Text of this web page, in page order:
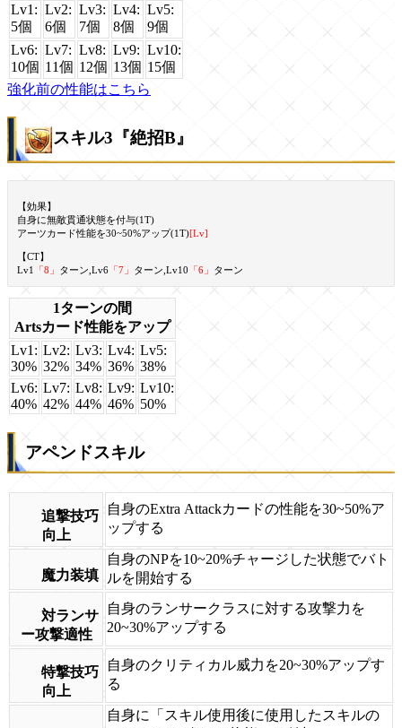
Lv1:
5個
Lv2:
6個
Lv3:
7個
Lv4:
8個
Lv5:
9個
Lv6:
10個
Lv7:
11個
Lv8:
12個
Lv9:
13個
Lv10:
15個
強化前の性能はこちら
スキル3『絶招B』
【効果】
自身に無敵貫通状態を付与(1T)
アーツカード性能を30~50%アップ(1T)[Lv]
【CT】
Lv1
「8」 ターン,Lv6 「7」 ターン,Lv10 「6」 ターン
1ターンの間
Artsカード性能をアップ
Lv1:
30%
Lv2:
32%
Lv3:
34%
Lv4:
36%
Lv5:
38%
Lv6:
40%
Lv7:
42%
Lv8:
44%
Lv9:
46%
Lv10:
50%
アペンドスキル
追撃技巧
向上
自身のExtra Attackカードの性能を30~50%ア
ップする
魔力装填
自身のNPを10~20%チャージした状態でバト
ルを開始する
対ランサ
ー攻撃適性
自身のランサークラスに対する攻撃力を
20~30%アップする
特撃技巧
向上
自身のクリティカル威力を20~30%アップす
る
自身に「スキル使用後に使用したスキルの